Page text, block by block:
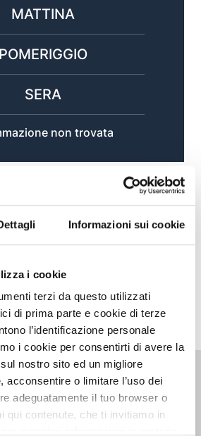
Informazioni sui cookie
i cookie
terzi da questo utilizzati
di prima parte e cookie di terze
l’identificazione personale
i cookie per consentirti di avere la
nostro sito ed un migliore
acconsentire o limitare l’uso dei
adeguatamente il tuo browser o
qui contenute, che ti invitiamo in
MATTINA
POMERIGGIO
SERA
non trovata